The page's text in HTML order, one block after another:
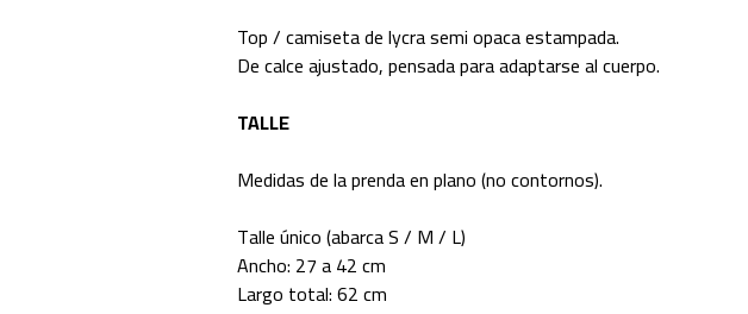
Top / camiseta de lycra semi opaca estampada.
De calce ajustado, pensada para adaptarse al cuerpo.
TALLE
Medidas de la prenda en plano (no contornos).
Talle único (abarca S / M / L)
Ancho: 27 a 42 cm
Largo total: 62 cm